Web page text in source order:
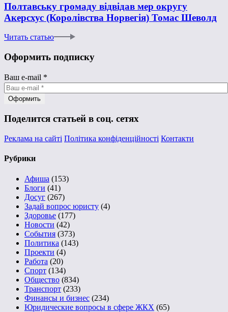
Полтавську громаду відвідав мер округу
Акерсхус (Королівства Норвегія) Томас Шеволд
Читать статью
Оформить подписку
Ваш e-mail *
Поделится статьей в соц. сетях
Реклама на сайті Політика конфіденційності Контакти
Рубрики
Афиша (153)
Блоги (41)
Досуг (267)
Задай вопрос юристу (4)
Здоровье (177)
Новости (42)
События (373)
Политика (143)
Проекти (4)
Работа (20)
Спорт (134)
Общество (834)
Транспорт (233)
Финансы и бизнес (234)
Юридические вопросы в сфере ЖКХ (65)